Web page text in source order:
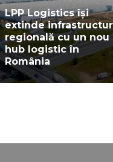
LPP Logistics își
extinde
regională cu un nou
hub logistic în
România